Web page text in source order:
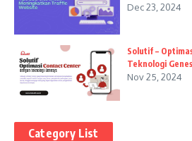
Dec 23, 2024
Solutif –
Teknologi
Nov 25, 2024
Category List